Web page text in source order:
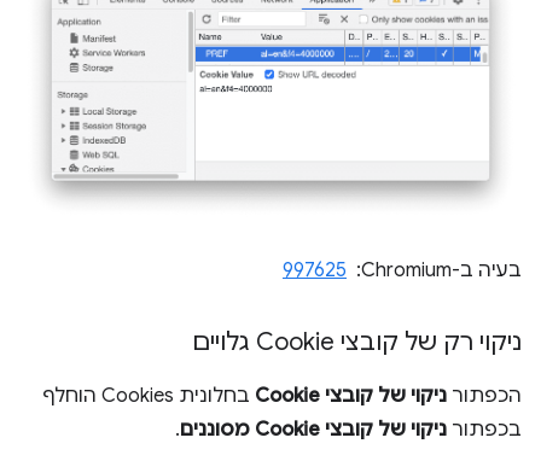
בעיה ב-Chromium: ‏ 997625
ניקוי רק של קובצי Cookie גלויים
הכפתור ניקוי של קובצי Cookie
בחלונית Cookies הוחלף
בכפתור ניקוי של קובצי Cookie מסוננים .